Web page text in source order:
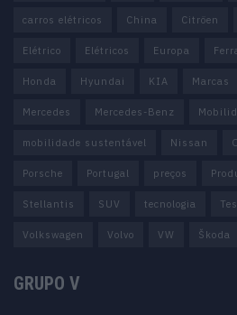
carros elétricos China Citröen
Elétrico Elétricos Europa
Honda Hyundai KIA Marcas
Mercedes Mercedes-Benz
mobilidade sustentável Nissan
Porsche Portugal preços
Stellantis SUV tecnologia
Volkswagen Volvo VW Škoda
GRUPO V